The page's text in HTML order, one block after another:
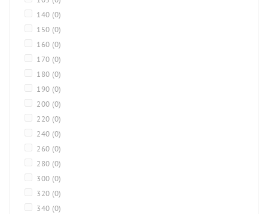
140 (0)
150 (0)
160 (0)
170 (0)
180 (0)
190 (0)
200 (0)
220 (0)
240 (0)
260 (0)
280 (0)
300 (0)
320 (0)
340 (0)